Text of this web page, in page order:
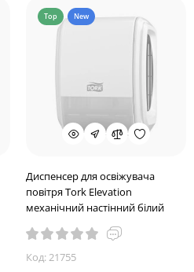
Top New
Диспенсер для освіжувача
повітря Tork Elevation
механічний настінний білий
Код: 21755